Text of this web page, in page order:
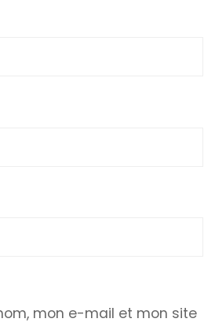
mon e-mail et mon site